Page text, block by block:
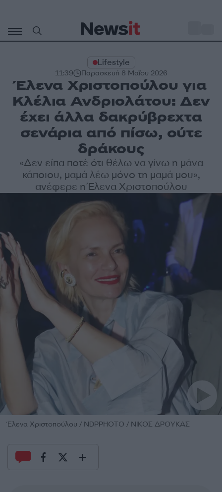
περιεχόμενο
Lifestyle
11:39 Παρασκευή 8 Μαΐου 2026
Έλενα Χριστοπούλου για
Κλέλια Ανδριολάτου: Δεν
έχει άλλα δακρύβρεχτα
σενάρια από πίσω, ούτε
δράκους
«Δεν είπα ποτέ ότι θέλω να γίνω η μάνα
κάποιου, μαμά λέω μόνο τη μαμά μου»,
ανέφερε η Έλενα Χριστοπούλου
Έλενα Χριστοπούλου / NDPPHOTO / ΝΙΚΟΣ ΔΡΟΥΚΑΣ